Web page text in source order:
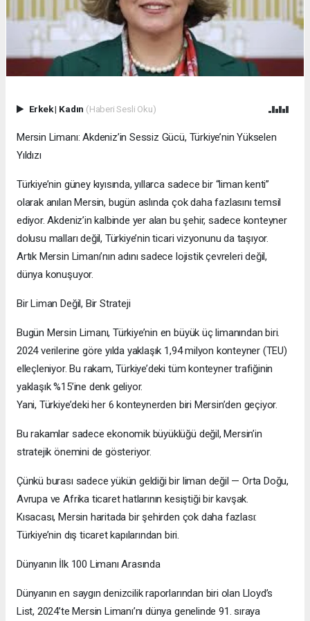
Erkek| Kadın (Haberi Sesli Oku)
Mersin Limanı: Akdeniz’in Sessiz Gücü, Türkiye’nin Yükselen
Yıldızı
Türkiye’nin güney kıyısında, yıllarca sadece bir “liman kenti”
olarak anılan Mersin, bugün aslında çok daha fazlasını temsil
ediyor. Akdeniz’in kalbinde yer alan bu şehir, sadece konteyner
dolusu malları değil, Türkiye’nin ticari vizyonunu da taşıyor.
Artık Mersin Limanı’nın adını sadece lojistik çevreleri değil,
dünya konuşuyor.
Bir Liman Değil, Bir Strateji
Bugün Mersin Limanı, Türkiye’nin en büyük üç limanından biri.
2024 verilerine göre yılda yaklaşık 1,94 milyon konteyner (TEU)
elleçleniyor. Bu rakam, Türkiye’deki tüm konteyner trafiğinin
yaklaşık %15’ine denk geliyor.
Yani, Türkiye’deki her 6 konteynerden biri Mersin’den geçiyor.
Bu rakamlar sadece ekonomik büyüklüğü değil, Mersin’in
stratejik önemini de gösteriyor.
Çünkü burası sadece yükün geldiği bir liman değil — Orta Doğu,
Avrupa ve Afrika ticaret hatlarının kesiştiği bir kavşak.
Kısacası, Mersin haritada bir şehirden çok daha fazlası:
Türkiye’nin dış ticaret kapılarından biri.
Dünyanın İlk 100 Limanı Arasında
Dünyanın en saygın denizcilik raporlarından biri olan Lloyd’s
List, 2024’te Mersin Limanı’nı dünya genelinde 91. sıraya